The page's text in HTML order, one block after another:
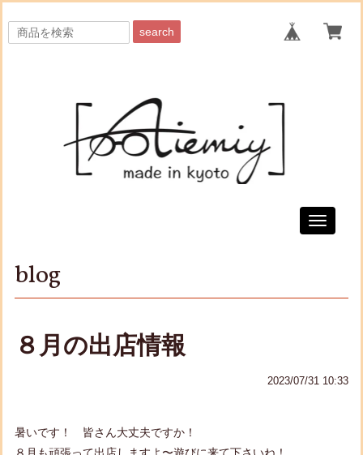
search
Toggle
blog
８月の出店情報
2023/07/31 10:33
暑いです！ 皆さん大丈夫ですか！
８月も頑張って出店しますよ〜遊びに来て下さいね！